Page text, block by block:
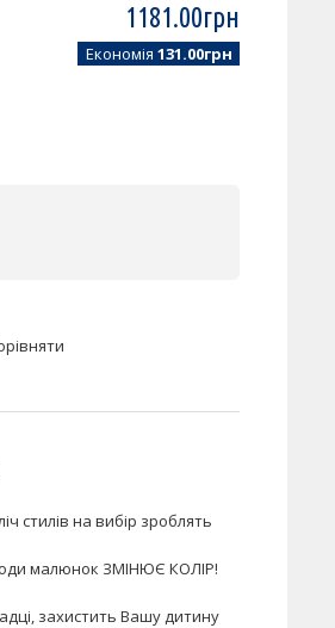
1181.00грн
Економія 131.00грн
стилів на вибір зроблять
малюнок ЗМІНЮЄ КОЛІР!
захистить Вашу дитину